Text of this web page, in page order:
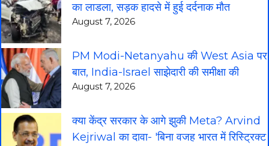
का लाडला, सड़क हादसे में हुई दर्दनाक मौत
August 7, 2026
PM Modi-Netanyahu की West Asia पर
बात, India-Israel साझेदारी की समीक्षा की
August 7, 2026
क्या केंद्र सरकार के आगे झुकी Meta? Arvind
Kejriwal का दावा- 'बिना वजह भारत में रिस्ट्रिक्ट